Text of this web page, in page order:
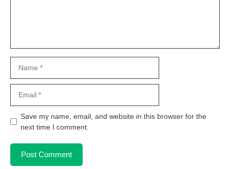
Save my name, email, and website in this browser for the
next time I comment.